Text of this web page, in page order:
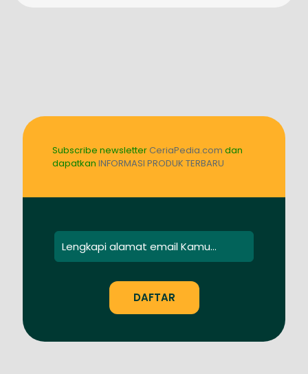
Subscribe newsletterCeriaPedia.com dan
dapatkan INFORMASI PRODUK TERBARU